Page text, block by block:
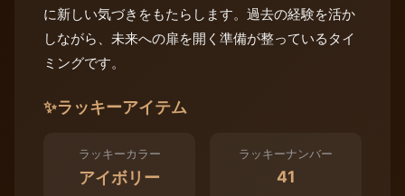
に新しい気づきをもたらします。過去の経験を活か
しながら、未来への扉を開く準備が整っているタイ
ミングです。
✨ラッキーアイテム
ラッキーカラー
アイボリー
ラッキーナンバー
41